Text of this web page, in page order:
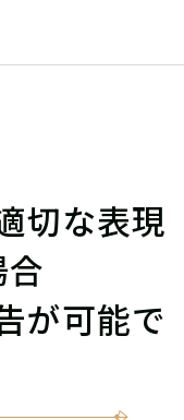
切な表現
が可能で